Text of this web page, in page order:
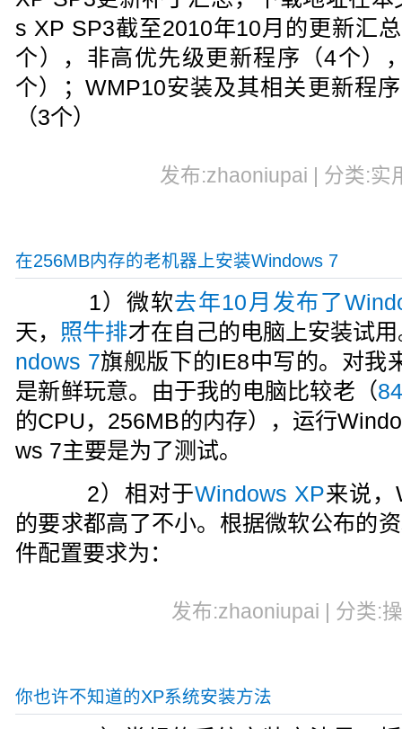
s XP SP3截至2010年10月的更新汇
个），非高优先级更新程序（4个）
个）；WMP10安装及其相关更新程
（3个）
发布:zhaoniupai | 分类:实
在256MB内存的老机器上安装Windows 7
1）微软去年10月发布了
天， 照牛排才在自己的电脑上安装试
ndows 7旗舰版下的IE8中写的。对我
是新鲜玩意。由于我的电脑比较老（
的CPU，256MB的内存），运行
ws 7主要是为了测试。
2）相对于Windows XP来说
的要求都高了不小。根据微软公布的
件配置要求为：
发布:zhaoniupai | 分类:
你也许不知道的XP系统安装方法